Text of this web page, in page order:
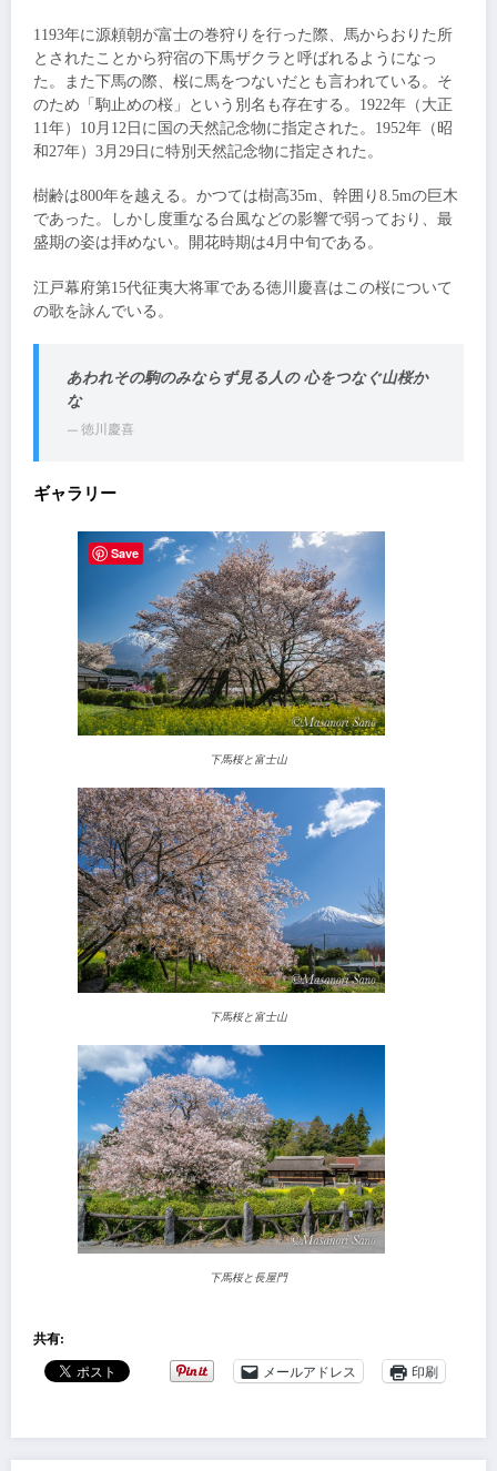
1193年に源頼朝が富士の巻狩りを行った際、馬からおりた所
とされたことから狩宿の下馬ザクラと呼ばれるようになっ
た。また下馬の際、桜に馬をつないだとも言われている。そ
のため「駒止めの桜」という別名も存在する。1922年（大正
11年）10月12日に国の天然記念物に指定された。1952年（昭
和27年）3月29日に特別天然記念物に指定された。
樹齢は800年を越える。かつては樹高35m、幹囲り8.5mの巨木
であった。しかし度重なる台風などの影響で弱っており、最
盛期の姿は拝めない。開花時期は4月中旬である。
江戸幕府第15代征夷大将軍である徳川慶喜はこの桜について
の歌を詠んでいる。
あわれその駒のみならず見る人の 心をつなぐ山桜か
な
— 徳川慶喜
ギャラリー
下馬桜と富士山
下馬桜と富士山
下馬桜と長屋門
共有:
メールアドレス 印刷
Save